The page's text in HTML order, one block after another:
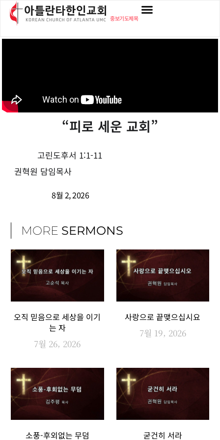
중보기도제목
“피로 세운 교회”
고린도후서 1:1-11
권혁원 담임목사
8월 2, 2026
MORE SERMONS
오직 믿음으로 세상을 이기
는 자
7월 26, 2026
사랑으로 끝맺으십시요
7월 19, 2026
소풍-후외없는 무덤 굳건히 서라